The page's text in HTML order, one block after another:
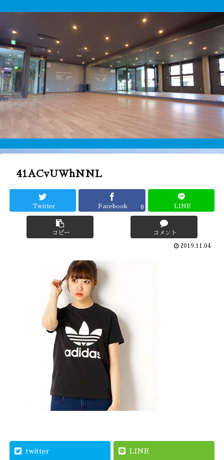
41ACvUWhNNL
Twitter Facebook 0 LINE
コピー コメント
2019.11.04
twitter LINE